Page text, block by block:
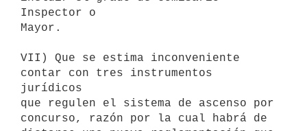
Inspector o
Mayor.
VII) Que se estima inconveniente
contar con tres instrumentos
jurídicos
que regulen el sistema de ascenso por
concurso, razón por la cual habrá de